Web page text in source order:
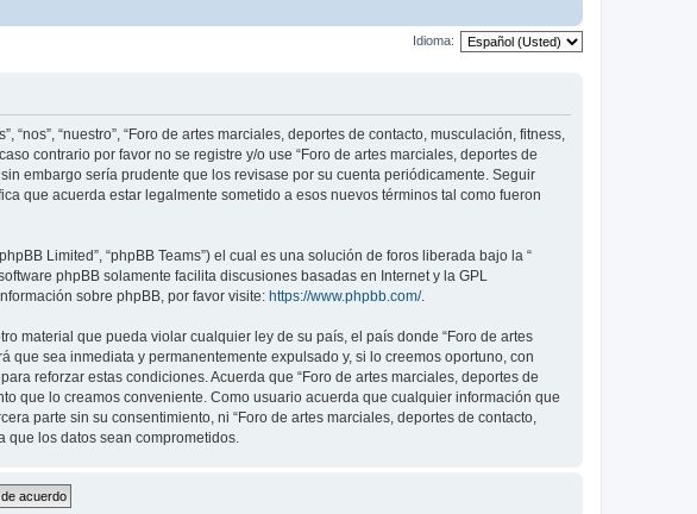
Idioma:
“nuestro”, “Foro de artes marciales, deportes de contacto, musculación, fitness,
contrario por favor no se registre y/o use “Foro de artes marciales, deportes de
embargo sería prudente que los revisase por su cuenta periódicamente. Seguir
que acuerda estar legalmente sometido a esos nuevos términos tal como fueron
Limited”, “phpBB Teams”) el cual es una solución de foros liberada bajo la “
software phpBB solamente facilita discusiones basadas en Internet y la GPL
sobre phpBB, por favor visite: https://www.phpbb.com/.
material que pueda violar cualquier ley de su país, el país donde “Foro de artes
sea inmediata y permanentemente expulsado y, si lo creemos oportuno, con
reforzar estas condiciones. Acuerda que “Foro de artes marciales, deportes de
que lo creamos conveniente. Como usuario acuerda que cualquier información que
parte sin su consentimiento, ni “Foro de artes marciales, deportes de contacto,
los datos sean comprometidos.